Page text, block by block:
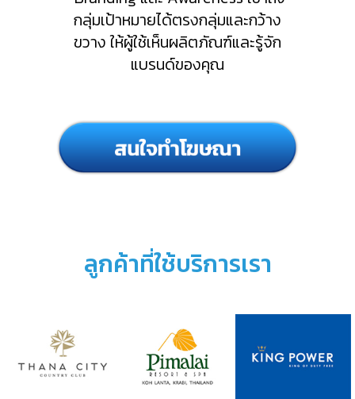
กลุ่มเป้าหมายได้ตรงกลุ่มและกว้าง
ขวาง ให้ผู้ใช้เห็นผลิตภัณฑ์และรู้จัก
แบรนด์ของคุณ
ลูกค้าที่ใช้บริการเรา